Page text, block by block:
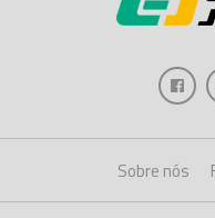
Sobre nós